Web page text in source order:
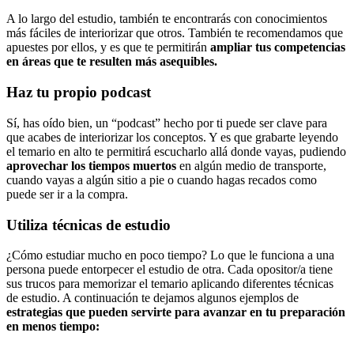
A lo largo del estudio, también te encontrarás con conocimientos
más fáciles de interiorizar que otros. También te recomendamos que
apuestes por ellos, y es que te permitirán ampliar tus competencias
en áreas que te resulten más asequibles.
Haz tu propio podcast
Sí, has oído bien, un “podcast” hecho por ti puede ser clave para
que acabes de interiorizar los conceptos. Y es que grabarte leyendo
el temario en alto te permitirá escucharlo allá donde vayas, pudiendo
aprovechar los tiempos muertos en algún medio de transporte,
cuando vayas a algún sitio a pie o cuando hagas recados como
puede ser ir a la compra.
Utiliza técnicas de estudio
¿Cómo estudiar mucho en poco tiempo? Lo que le funciona a una
persona puede entorpecer el estudio de otra. Cada opositor/a tiene
sus trucos para memorizar el temario aplicando diferentes técnicas
de estudio. A continuación te dejamos algunos ejemplos de
estrategias que pueden servirte para avanzar en tu preparación
en menos tiempo: